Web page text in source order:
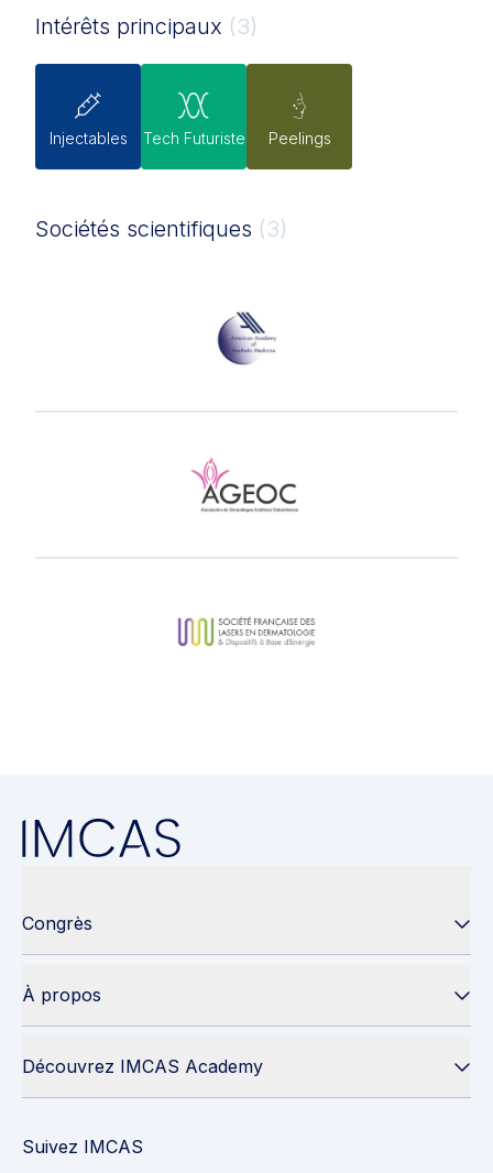
Intérêts principaux (3)
Injectables Tech Futuriste Peelings
Sociétés scientifiques (3)
Congrès
À propos
Découvrez IMCAS Academy
Suivez IMCAS